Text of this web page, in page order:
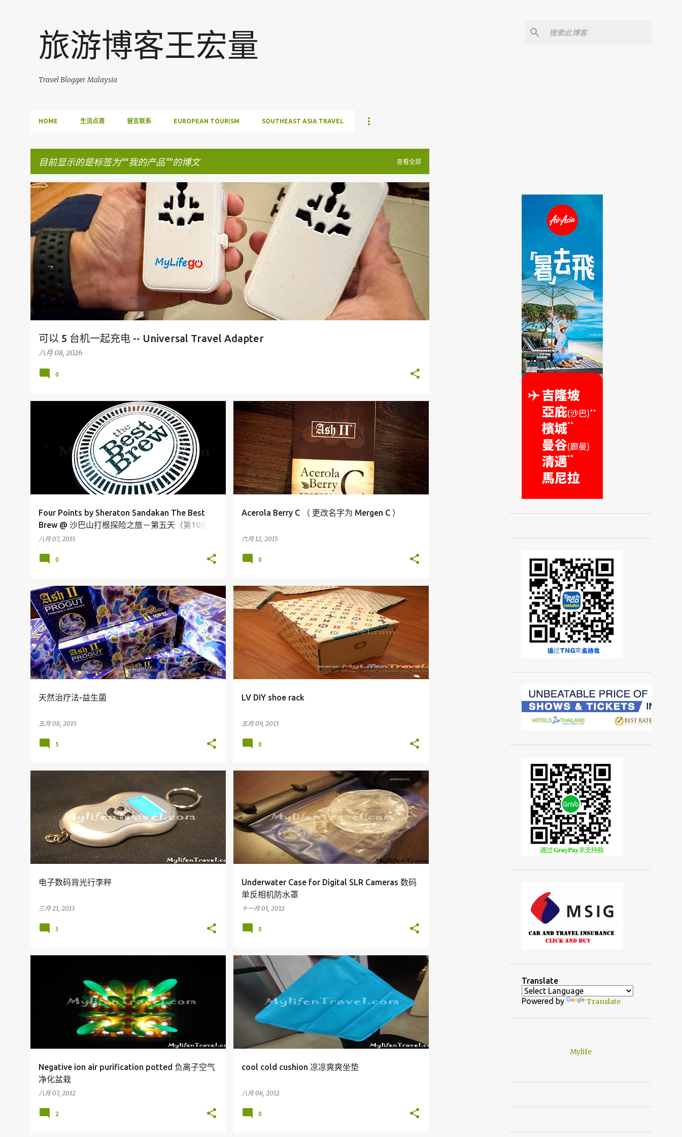
旅游博客王宏量
Travel Blogger Malaysia
HOME 生活点滴 留言联系 EUROPEAN TOURISM SOUTHEAST ASIA TRAVEL
目前显示的是标签为“ 我的产品 ”的博文 查看全部
博
文
可以 5 台机一起充电 -- Universal Travel Adapter
八月 08, 2026
FACEBOOK POST
0
Four Points by Sheraton Sandakan The Best
Brew @ 沙巴山打根探险之旅－第五天（第10部
分）
八月 07, 2015
马来西亚旅游胜地 我的产品
0
Acerola Berry C （ 更改名字为 Mergen C ）
六月 12, 2015
我的产品
0
天然治疗法-益生菌
五月 08, 2015
上网 我的产品
5
LV DIY shoe rack
五月 09, 2013
我的产品
0
电子数码背光行李秤
三月 21, 2013
3
Underwater Case for Digital SLR Cameras 数码
单反相机防水罩
十一月 01, 2012
0
Negative ion air purification potted 负离子空气
净化盆栽
八月 07, 2012
2
cool cold cushion 凉凉爽爽坐垫
八月 06, 2012
我的产品 MY PRODUCT MY SHOP
0
Translate
Powered by Translate
Mylife